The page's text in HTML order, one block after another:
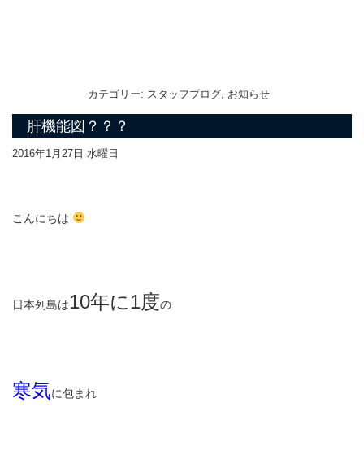
カテゴリー: スタッフブログ お知らせ
肝機能図？？？
2016年1月27日 水曜日
こんにちは
日本列島は10年に1度の
寒気に包まれ